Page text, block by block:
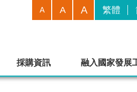
繁體
A A A
採購資訊 融入國家發展